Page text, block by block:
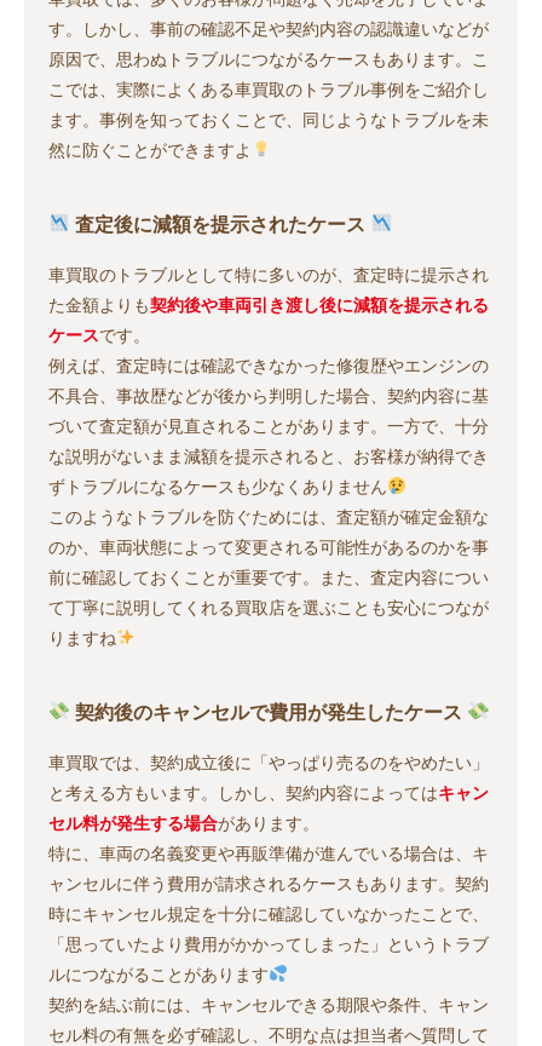
す。しかし、事前の確認不足や契約内容の認識違いなどが
原因で、思わぬトラブルにつながるケースもあります。こ
こでは、実際によくある車買取のトラブル事例をご紹介し
ます。事例を知っておくことで、同じようなトラブルを未
然に防ぐことができますよ
査定後に減額を提示されたケース
車買取のトラブルとして特に多いのが、査定時に提示され
た金額よりも契約後や車両引き渡し後に減額を提示される
ケースです。
例えば、査定時には確認できなかった修復歴やエンジンの
不具合、事故歴などが後から判明した場合、契約内容に基
づいて査定額が見直されることがあります。一方で、十分
な説明がないまま減額を提示されると、お客様が納得でき
ずトラブルになるケースも少なくありません
このようなトラブルを防ぐためには、査定額が確定金額な
のか、車両状態によって変更される可能性があるのかを事
前に確認しておくことが重要です。また、査定内容につい
て丁寧に説明してくれる買取店を選ぶことも安心につなが
りますね
契約後のキャンセルで費用が発生したケース
車買取では、契約成立後に「やっぱり売るのをやめたい」
と考える方もいます。しかし、契約内容によってはキャン
セル料が発生する場合があります。
特に、車両の名義変更や再販準備が進んでいる場合は、キ
ャンセルに伴う費用が請求されるケースもあります。契約
時にキャンセル規定を十分に確認していなかったことで、
「思っていたより費用がかかってしまった」というトラブ
ルにつながることがあります
契約を結ぶ前には、キャンセルできる期限や条件、キャン
セル料の有無を必ず確認し、不明な点は担当者へ質問して